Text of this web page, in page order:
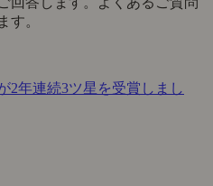
す。
2年連続3ツ星を受賞しまし